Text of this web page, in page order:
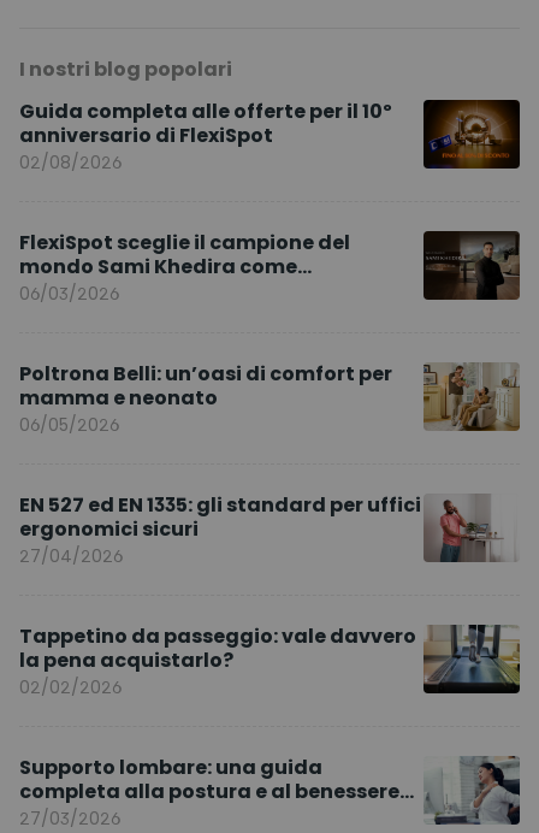
I nostri blog popolari
Guida completa alle offerte per il 10º
anniversario di FlexiSpot
02/08/2026
FlexiSpot sceglie il campione del
mondo Sami Khedira come
ambasciatore del marchio per l’Europa
06/03/2026
Poltrona Belli: un’oasi di comfort per
mamma e neonato
06/05/2026
EN 527 ed EN 1335: gli standard per uffici
ergonomici sicuri
27/04/2026
Tappetino da passeggio: vale davvero
la pena acquistarlo?
02/02/2026
Supporto lombare: una guida
completa alla postura e al benessere
quotidiano
27/03/2026